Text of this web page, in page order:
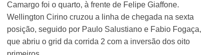
Camargo foi o quarto, à frente de Felipe Giaffone.
Wellington Cirino cruzou a linha de chegada na sexta
posição, seguido por Paulo Salustiano e Fabio Fogaça,
que abriu o grid da corrida 2 com a inversão dos oito